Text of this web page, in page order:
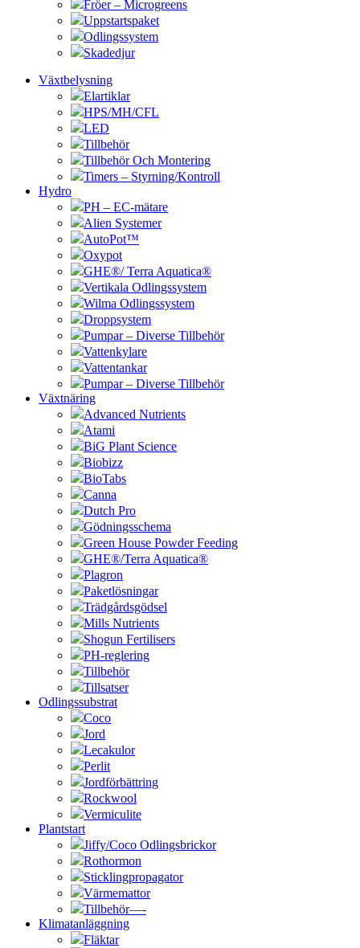
Fröer – Microgreens
Uppstartspaket
Odlingssystem
Skadedjur
Växtbelysning
Elartiklar
HPS/MH/CFL
LED
Tillbehör
Tillbehör Och Montering
Timers – Styrning/Kontroll
Hydro
PH – EC-mätare
Alien Systemer
AutoPot™
Oxypot
GHE®/ Terra Aquatica®
Vertikala Odlingssystem
Wilma Odlingssystem
Droppsystem
Pumpar – Diverse Tillbehör
Vattenkylare
Vattentankar
Pumpar – Diverse Tillbehör
Växtnäring
Advanced Nutrients
Atami
BiG Plant Science
Biobizz
BioTabs
Canna
Dutch Pro
Gödningsschema
Green House Powder Feeding
GHE®/Terra Aquatica®
Plagron
Paketlösningar
Trädgårdsgödsel
Mills Nutrients
Shogun Fertilisers
PH-reglering
Tillbehör
Tillsatser
Odlingssubstrat
Coco
Jord
Lecakulor
Perlit
Jordförbättring
Rockwool
Vermiculite
Plantstart
Jiffy/Coco Odlingsbrickor
Rothormon
Sticklingpropagator
Värmemattor
Tillbehör—-
Klimatanläggning
Fläktar